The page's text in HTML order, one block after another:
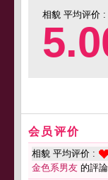
相貌 平均评价 :
会员评价
相貌 平均评价 :
金色系男友 的評